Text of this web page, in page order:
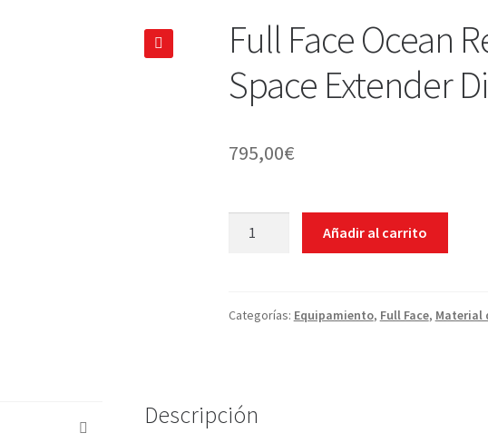
Full Face Ocean
Space Extender
795,00€
Space
Añadir al carrito
Categorías: Equipamiento, Full Face, Material
Descripción